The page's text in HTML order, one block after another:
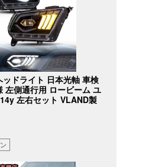
ッドライト 日本光軸 車検
左側通行用 ロービーム ユ
左右セット VLAND製